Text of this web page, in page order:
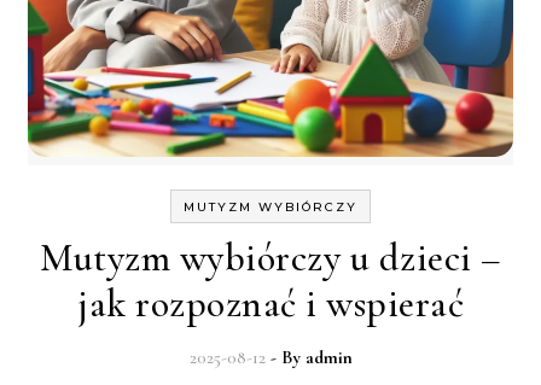
MUTYZM WYBIÓRCZY
Mutyzm wybiórczy u dzieci –
jak rozpoznać i wspierać
2025-08-12 - By admin